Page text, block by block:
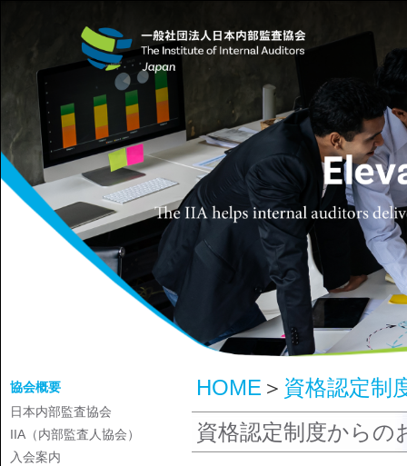
協会概要
日本内部監査協会
IIA（内部監査人協会）
入会案内
HOME ＞ 資格認定制
資格認定制度からの